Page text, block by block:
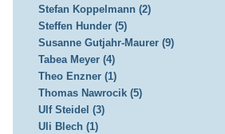
Stefan Koppelmann (2)
Steffen Hunder (5)
Susanne Gutjahr-Maurer (9)
Tabea Meyer (4)
Theo Enzner (1)
Thomas Nawrocik (5)
Ulf Steidel (3)
Uli Blech (1)